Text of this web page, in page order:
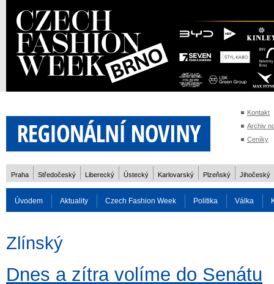
Kontakt
Archiv
Ceníky
Praha Středočeský Liberecký Ústecký Karlovarský Plzeňský Jihočeský
Úvodem Aktuality Czech Fashion Week Politika Válka
Zlínský
Dnes a zítra volíme do Senátu